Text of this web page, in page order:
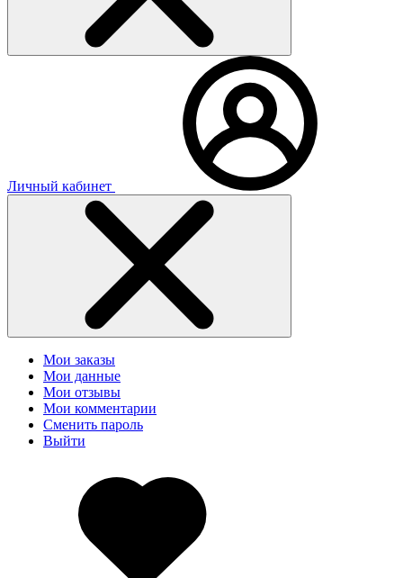
Личный кабинет
Мои заказы
Мои данные
Мои отзывы
Мои комментарии
Сменить пароль
Выйти